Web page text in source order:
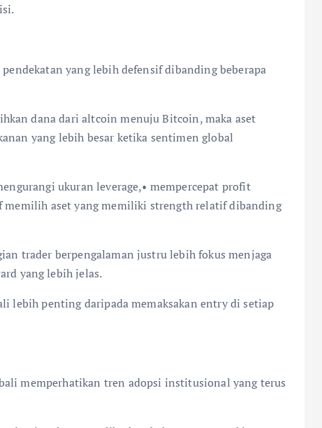
yang lebih defensif dibanding beberapa
dana dari altcoin menuju Bitcoin, maka aset
yang lebih besar ketika sentimen global
ukuran leverage,• mempercepat profit
aset yang memiliki strength relatif dibanding
trader berpengalaman justru lebih fokus menjaga
yang lebih jelas.
lebih penting daripada memaksakan entry di setiap
memperhatikan tren adopsi institusional yang terus